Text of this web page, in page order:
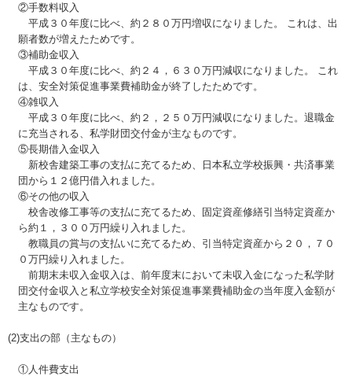
②手数料収入
平成３０年度に比べ、約２８０万円増収になりました。 これは、出
願者数が増えたためです。
③補助金収入
平成３０年度に比べ、約２４，６３０万円減収になりました。 これ
は、安全対策促進事業費補助金が終了したためです。
④雑収入
平成３０年度に比べ、約２，２５０万円減収になりました。退職金
に充当される、私学財団交付金が主なものです。
⑤長期借入金収入
新校舎建築工事の支払に充てるため、日本私立学校振興・共済事業
団から１２億円借入れました。
⑥その他の収入
校舎改修工事等の支払に充てるため、固定資産修繕引当特定資産か
ら約１，３００万円繰り入れました。
教職員の賞与の支払いに充てるため、引当特定資産から２０，７０
０万円繰り入れました。
前期末未収入金収入は、前年度末において未収入金になった私学財
団交付金収入と私立学校安全対策促進事業費補助金の当年度入金額が
主なものです。
(2)支出の部（主なもの）
①人件費支出